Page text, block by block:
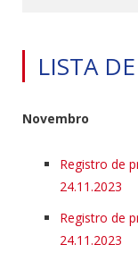
LISTA
Novembro
Registro de
24.11.2023
Registro de
24.11.2023